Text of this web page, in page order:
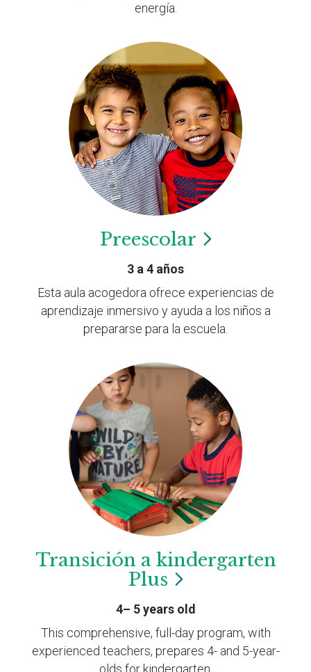
energía.
Preescolar
3 a 4 años
Esta aula acogedora ofrece experiencias de
aprendizaje inmersivo y ayuda a los niños a
prepararse para la escuela.
Transición a kindergarten
Plus
4– 5 years old
This comprehensive, full-day program, with
experienced teachers, prepares 4- and 5-year-
olds for kindergarten.